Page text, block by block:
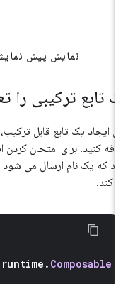
نمایش پیش نمایش
تابع ترکیبی را
ایجاد یک تابع قابل ترکیب،
کنید. برای امتحان کردن
که یک نام ارسال می شود و از
.runtime.Composable